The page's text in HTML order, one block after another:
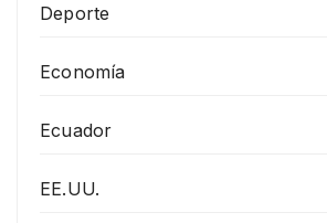
Deporte
Economía
Ecuador
EE.UU.